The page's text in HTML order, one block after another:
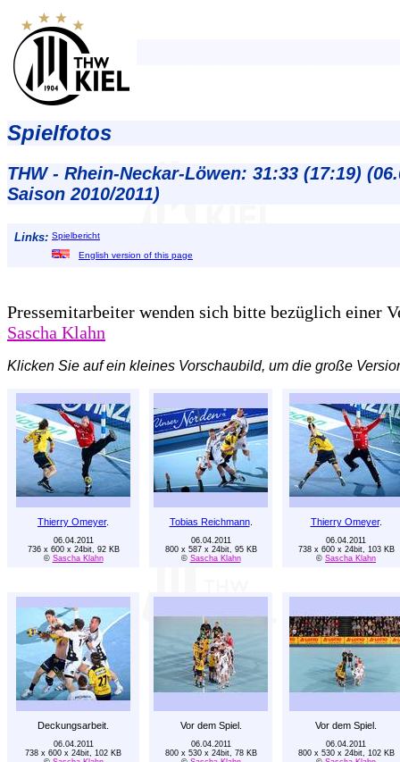
Spielfotos
THW - Rhein-Neckar-Löwen: 31:33 (17:19)
Saison 2010/2011)
Links: Spielbericht
English version of this page
Pressemitarbeiter wenden sich bitte bezüglich einer
Sascha Klahn
Klicken Sie auf ein kleines Vorschaubild, um die große
Thierry Omeyer. Tobias Reichmann. Thierry Omeyer.
06.04.2011
736 x 600 x 24bit, 92 KB
© Sascha Klahn
06.04.2011
800 x 587 x 24bit, 95 KB
© Sascha Klahn
06.04.2011
738 x 600 x 24bit, 103 KB
© Sascha Klahn
Deckungsarbeit. Vor dem Spiel. Vor dem Spiel.
06.04.2011
738 x 600 x 24bit, 102 KB
06.04.2011
800 x 530 x 24bit, 78 KB
06.04.2011
800 x 530 x 24bit, 102 KB